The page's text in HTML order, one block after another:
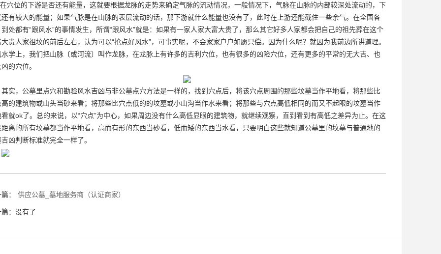
在穴位的下游是否还有能量，这就要根据龙脉的走势来确定气脉的流动情况，一般情况下，气脉在山脉的内部较深处流动的，下
还有较大的能量；如果气脉是在山脉的表层流动的话，那下游就什么能量也没有了，此时在上游还能截住一些余气。在全国各
处都有“跟风水”的事情发生，所谓“跟风水”就是：如果有一家人家大富大贵了，那么其它好多人家都会把自己的祖先葬在这个
贵人家祖坟的前后左右，认为可以“抢点好风水”，可事实呢，不会家家户户如愿只偿。因为什么呢？就因为我前边所讲道理。
水学上，我们把山脉〔或河流〕叫作龙脉，在龙脉上有许多的吉利穴位，也有很多的凶险穴位，还有更多的平常的无大吉、也
的穴位。
其实，公墓里点穴和勘验风水吉凶与非公墓点穴方法是一样的，找到穴点后，将该穴点周围的那些坟墓当作平地看，将那些比
高的建筑物或山头当砂来看；将那些比穴点低的的坟墓或小山沟当作水来看；将那些与穴点高低相同的而又不起眼的坟墓当作
就ok了。总的来说，以“穴点”为中心，如果周边没有什么高低显眼的建筑物，就继续观察，直到看到有高低之差异为止。在这
距离的所有坟墓都当作平地看，高而有形的东西当砂看，低而矮的东西当水看，只要明白这些就知道公墓里的坟墓与普通地的
凶判断标准就完全一样了。
： 供应公墓_墓地服务商（认证商家）
：没有了